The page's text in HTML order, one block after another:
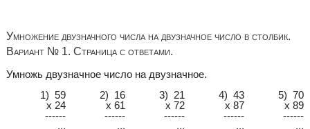
Умножение двузначного числа на двузначное число в столбик.
Вариант № 1. Страница с ответами.
Умножь двузначное число на двузначное.
1) 59
2) 16 3) 21 4) 43
5) 70
x 24
x 61 x 72 x 87
x 89
------
------ ------ ------
------
...
... ... ...
...